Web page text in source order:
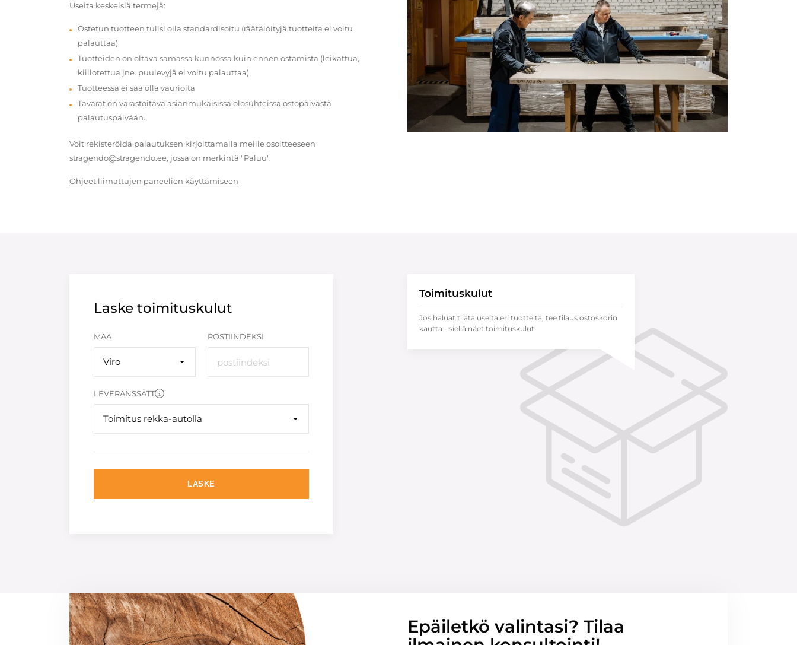
Useita keskeisiä termejä:
Ostetun tuotteen tulisi olla standardisoitu (räätälöityjä tuotteita ei voitu
palauttaa)
Tuotteiden on oltava samassa kunnossa kuin ennen ostamista (leikattua,
kiillotettua jne. puulevyjä ei voitu palauttaa)
Tuotteessa ei saa olla vaurioita
Tavarat on varastoitava asianmukaisissa olosuhteissa ostopäivästä
palautuspäivään.
Voit rekisteröidä palautuksen kirjoittamalla meille osoitteeseen
stragendo@stragendo.ee, jossa on merkintä "Paluu".
Ohjeet liimattujen paneelien käyttämiseen
Laske toimituskulut
MAA
Viro
POSTIINDEKSI
LEVERANSSÄTT
Toimitus rekka-autolla
LASKE
Toimituskulut
Jos haluat tilata useita eri tuotteita, tee tilaus ostoskorin
kautta - siellä näet toimituskulut.
Epäiletkö valintasi? Tilaa